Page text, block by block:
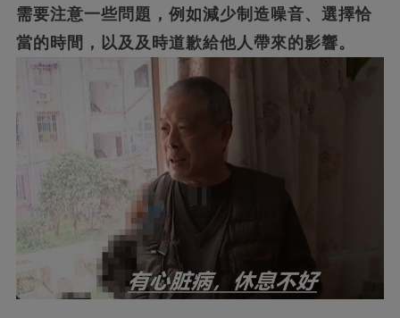
需要注意一些問題，例如減少制造噪音、選擇恰
當的時間，以及及時道歉給他人帶來的影響。